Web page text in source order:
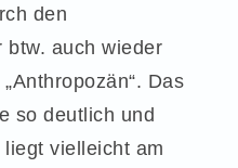
den
btw. auch wieder
Das
so deutlich und
vielleicht am